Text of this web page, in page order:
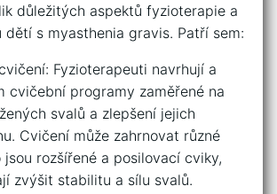
důležitých aspektů fyzioterapie a
dětí s myasthenia gravis. Patří sem:
Fyzioterapeuti navrhují a
cvičební programy zaměřené na⁣
svalů‍ a zlepšení ⁤jejich
​Cvičení může zahrnovat různé
jsou‌ rozšířené a posilovací ‍cviky,​
zvýšit stabilitu a sílu svalů.